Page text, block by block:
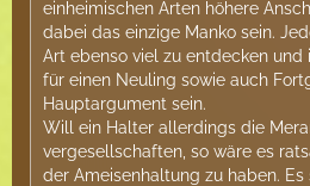
einheimischen Arten höhere
dabei das einzige Manko sein.
Art ebenso viel zu entdecken und
für einen Neuling sowie auch
Hauptargument sein.
Will ein Halter allerdings die
vergesellschaften, so wäre es
der Ameisenhaltung zu haben.